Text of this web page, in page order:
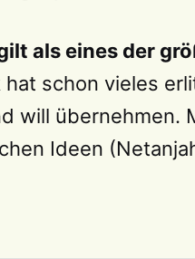
als eines der
hat schon vieles
will übernehmen.
Ideen